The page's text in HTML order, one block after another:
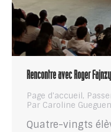
Rencontre avec Roger
Page d'accueil,
Par Caroline Gueguen
Quatre-vingts